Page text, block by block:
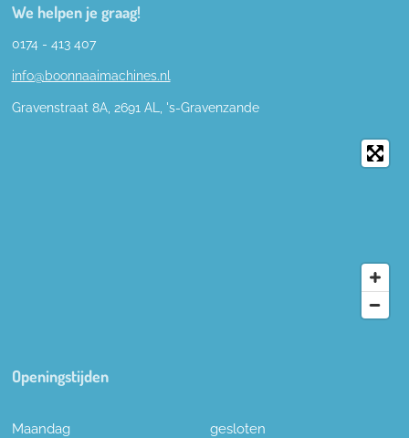
We helpen je graag!
0174 - 413 407
info@boonnaaimachines.nl
Gravenstraat 8A, 2691 AL, 's-Gravenzande
Openingstijden
Maandag
gesloten